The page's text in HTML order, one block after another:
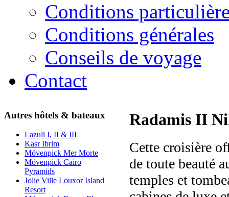
Conditions
Conditions générales
Conseils de voyage
Contact
Radamis II
Cette croisière
de toute beauté
temples et
Autres hôtels & bateaux
Lazuli I, II & III
Kasr Ibrim
Mövenpick Mer Morte
Mövenpick Cairo
Pyramids
Jolie Ville Louxor Island
Resort